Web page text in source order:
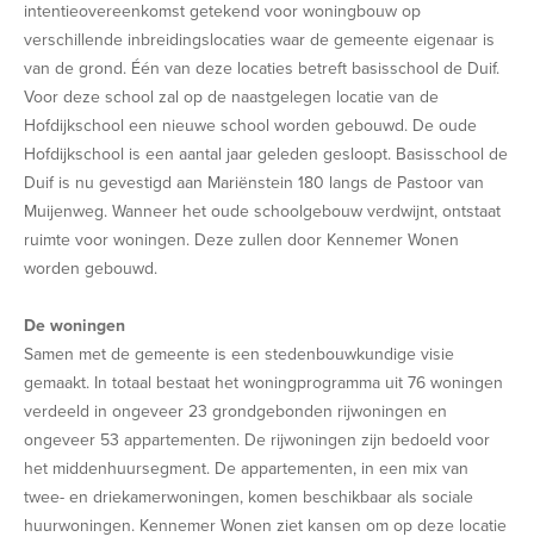
intentieovereenkomst getekend voor woningbouw op
verschillende inbreidingslocaties waar de gemeente eigenaar is
van de grond. Één van deze locaties betreft basisschool de Duif.
Voor deze school zal op de naastgelegen locatie van de
Hofdijkschool een nieuwe school worden gebouwd. De oude
Hofdijkschool is een aantal jaar geleden gesloopt. Basisschool de
Duif is nu gevestigd aan Mariënstein 180 langs de Pastoor van
Muijenweg. Wanneer het oude schoolgebouw verdwijnt, ontstaat
ruimte voor woningen. Deze zullen door Kennemer Wonen
worden gebouwd.
De woningen
Samen met de gemeente is een stedenbouwkundige visie
gemaakt. In totaal bestaat het woningprogramma uit 76 woningen
verdeeld in ongeveer 23 grondgebonden rijwoningen en
ongeveer 53 appartementen. De rijwoningen zijn bedoeld voor
het middenhuursegment. De appartementen, in een mix van
twee- en driekamerwoningen, komen beschikbaar als sociale
huurwoningen. Kennemer Wonen ziet kansen om op deze locatie